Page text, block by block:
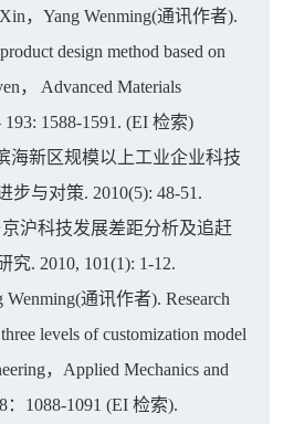
，Yang Wenming(通讯作者).
design method based on
， Advanced Materials
193: 1588-1591. (EI 检索)
海新区规模以上工业企业科技
步与对策. 2010(5): 48-51.
沪科技发展差距分析及追赶
. 2010, 101(1): 1-12.
通讯作者). Research
levels of customization model
，Applied Mechanics and
：1088-1091 (EI 检索).